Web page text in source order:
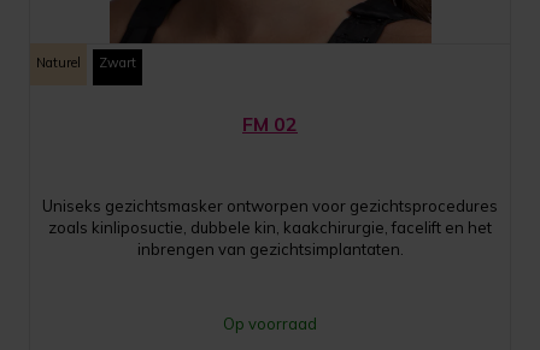
Naturel Zwart
FM 02
Uniseks gezichtsmasker ontworpen voor gezichtsprocedures
zoals kinliposuctie, dubbele kin, kaakchirurgie, facelift en het
inbrengen van gezichtsimplantaten.
Op voorraad